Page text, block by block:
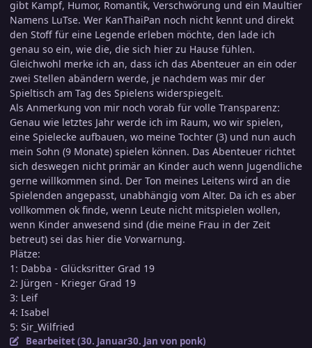
gibt Kampf, Humor, Romantik, Verschwörung und ein Maultier
Namens LuTse. Wer KanThaiPan noch nicht kennt und direkt
den Stoff für eine Legende erleben möchte, den lade ich
genau so ein, wie die, die sich hier zu Hause fühlen.
Gleichwohl merke ich an, dass ich das Abenteuer an ein oder
zwei Stellen abändern werde, je nachdem was mir der
Spieltisch am Tag des Spielens widerspiegelt.
Als Anmerkung von mir noch vorab für volle Transparenz:
Genau wie letztes Jahr werde ich im Raum, wo wir spielen,
eine Spielecke aufbauen, wo meine Tochter (3) und nun auch
mein Sohn (9 Monate) spielen können. Das Abenteuer richtet
sich deswegen nicht primär an Kinder auch wenn Jugendliche
gerne willkommen sind. Der Ton meines Leitens wird an die
Spielenden angepasst, unabhängig vom Alter. Da ich es aber
vollkommen ok finde, wenn Leute nicht mitspielen wollen,
wenn Kinder anwesend sind (die meine Frau in der Zeit
betreut) sei das hier die Vorwarnung.
Plätze:
1: Dabba - Glücksritter Grad 19
2: Jürgen - Krieger Grad 19
3: Leif
4: Isabel
5: Sir_Wilfried
Bearbeitet (30. Januar30. Jan von ponk)